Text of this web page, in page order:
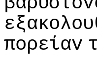
πoρείαv